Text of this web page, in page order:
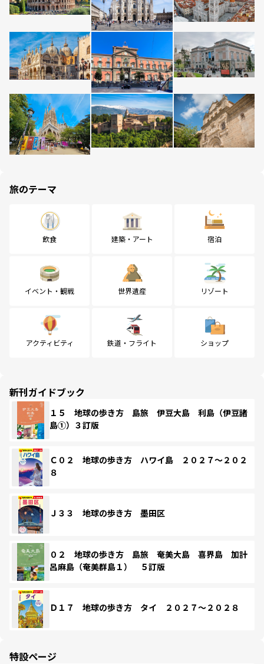
旅のテーマ
飲食 建築・アート 宿泊
イベント・観戦 世界遺産 リゾート
アクティビティ 鉄道・フライト ショップ
新刊ガイドブック
１５ 地球の歩き方 島旅 伊豆大島 利島（伊豆諸
島①）３訂版
Ｃ０２ 地球の歩き方 ハワイ島 ２０２７～２０２
８
Ｊ３３ 地球の歩き方 墨田区
０２ 地球の歩き方 島旅 奄美大島 喜界島 加計
呂麻島（奄美群島１） ５訂版
Ｄ１７ 地球の歩き方 タイ ２０２７～２０２８
特設ページ